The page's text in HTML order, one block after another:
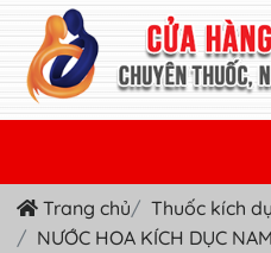
TRANG CHỦ
Trang chủ
Thuốc kích
NƯỚC HOA KÍCH DỤC NAM